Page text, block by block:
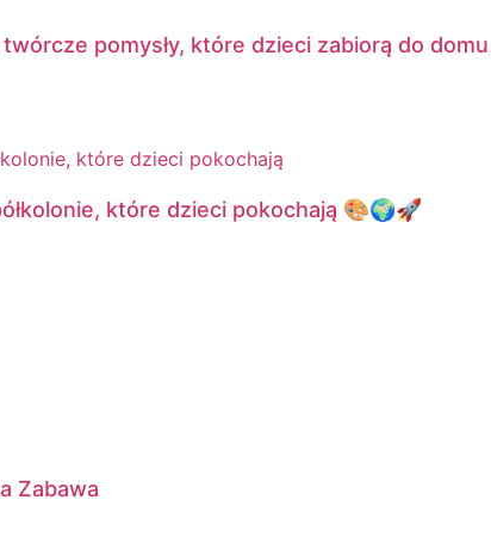
pomysły, które dzieci zabiorą do domu
które dzieci pokochają 🎨🌍🚀
Zabawa